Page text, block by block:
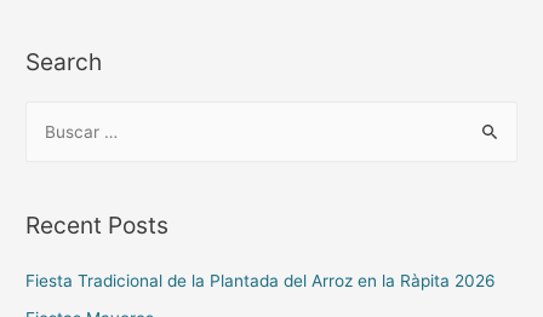
Search
Recent Posts
Fiesta Tradicional de la Plantada del Arroz en la Ràpita 2026